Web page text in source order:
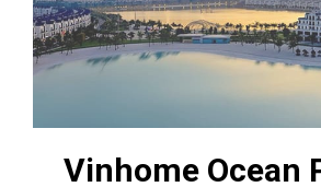
Vinhome Ocean